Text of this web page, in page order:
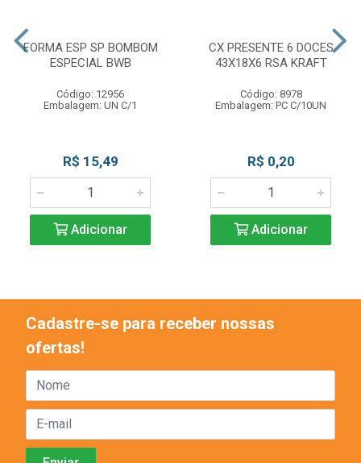
FORMA ESP SP BOMBOM
ESPECIAL BWB
Código: 12956
Embalagem: UN C/1
R$ 15,49
Adicionar
CX PRESENTE 6 DOCES
43X18X6 RSA KRAFT
Código: 8978
Embalagem: PC C/10UN
R$ 0,20
Adicionar
Cadastre-se para receber nossas
ofertas!